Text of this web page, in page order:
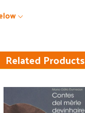
Related Products